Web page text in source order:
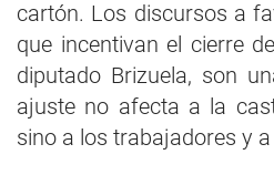
cartón. Los discursos a
que incentivan el cierre
diputado Brizuela, son
ajuste no afecta a la
sino a los trabajadores y